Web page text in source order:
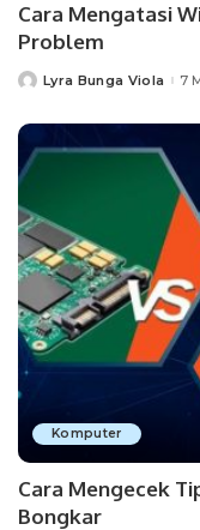
Cara Mengatasi
Problem
PostedLyra Bunga Viola 7
Komputer
Cara Mengecek
Bongkar